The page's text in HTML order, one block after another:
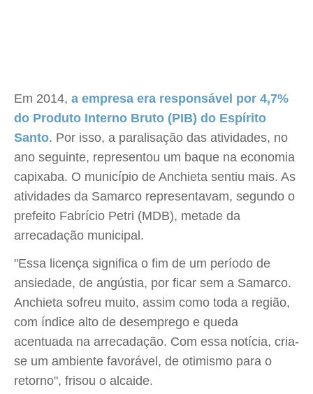
Em 2014, a empresa era responsável por 4,7%
do Produto Interno Bruto (PIB) do Espírito
Santo. Por isso, a paralisação das atividades, no
ano seguinte, representou um baque na economia
capixaba. O município de Anchieta sentiu mais. As
atividades da Samarco representavam, segundo o
prefeito Fabrício Petri (MDB), metade da
arrecadação municipal.
"Essa licença significa o fim de um período de
ansiedade, de angústia, por ficar sem a Samarco.
Anchieta sofreu muito, assim como toda a região,
com índice alto de desemprego e queda
acentuada na arrecadação. Com essa notícia, cria-
se um ambiente favorável, de otimismo para o
retorno", frisou o alcaide.